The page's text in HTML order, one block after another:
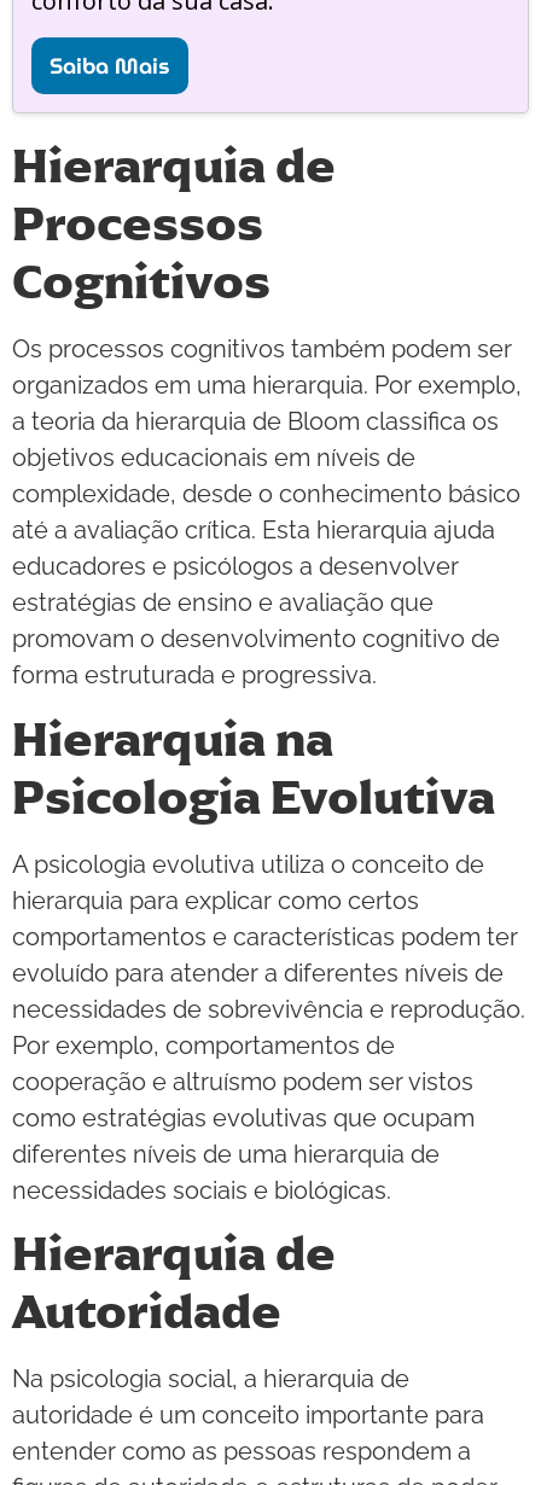
Saiba Mais
Hierarquia de
Processos
Cognitivos
Os processos cognitivos também podem ser
organizados em uma hierarquia. Por exemplo,
a teoria da hierarquia de Bloom classifica os
objetivos educacionais em níveis de
complexidade, desde o conhecimento básico
até a avaliação crítica. Esta hierarquia ajuda
educadores e psicólogos a desenvolver
estratégias de ensino e avaliação que
promovam o desenvolvimento cognitivo de
forma estruturada e progressiva.
Hierarquia na
Psicologia Evolutiva
A psicologia evolutiva utiliza o conceito de
hierarquia para explicar como certos
comportamentos e características podem ter
evoluído para atender a diferentes níveis de
necessidades de sobrevivência e reprodução.
Por exemplo, comportamentos de
cooperação e altruísmo podem ser vistos
como estratégias evolutivas que ocupam
diferentes níveis de uma hierarquia de
necessidades sociais e biológicas.
Hierarquia de
Autoridade
Na psicologia social, a hierarquia de
autoridade é um conceito importante para
entender como as pessoas respondem a